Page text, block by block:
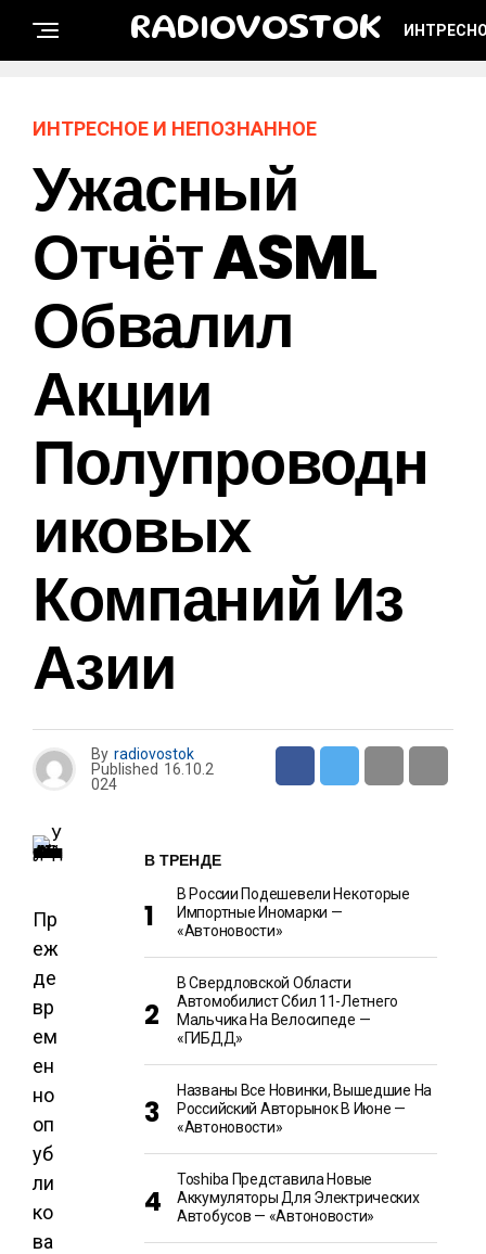
RADIOVOSTOK
ИНТРЕСНОЕ И НЕПОЗНАННОЕ
Ужасный
Отчёт ASML
Обвалил
Акции
Полупроводн
Иковых
Компаний Из
Азии
By radiovostok
Published 16.10.2
024
Пр
еж
де
вр
ем
ен
но
оп
уб
ли
ко
ва
В ТРЕНДЕ
В России Подешевели Некоторые
Импортные Иномарки —
«Автоновости»
В Свердловской Области
Автомобилист Сбил 11-Летнего
Мальчика На Велосипеде —
«ГИБДД»
Названы Все Новинки, Вышедшие На
Российский Авторынок В Июне —
«Автоновости»
Toshiba Представила Новые
Аккумуляторы Для Электрических
Автобусов — «Автоновости»